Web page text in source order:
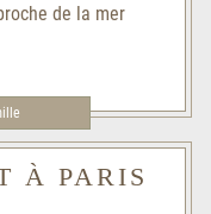
de la mer
À PARIS